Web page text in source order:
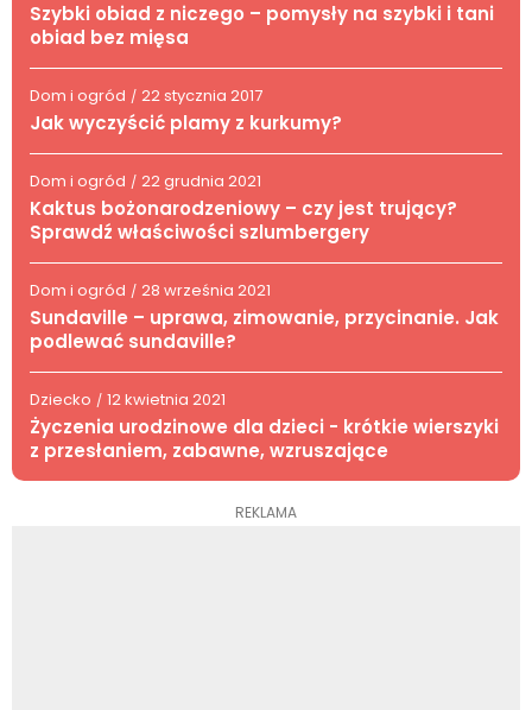
Szybki obiad z niczego – pomysły na szybki i tani
obiad bez mięsa
Dom i ogród / 22 stycznia 2017
Jak wyczyścić plamy z kurkumy?
Dom i ogród / 22 grudnia 2021
Kaktus bożonarodzeniowy – czy jest trujący?
Sprawdź właściwości szlumbergery
Dom i ogród / 28 września 2021
Sundaville – uprawa, zimowanie, przycinanie. Jak
podlewać sundaville?
Dziecko / 12 kwietnia 2021
Życzenia urodzinowe dla dzieci - krótkie wierszyki
z przesłaniem, zabawne, wzruszające
REKLAMA